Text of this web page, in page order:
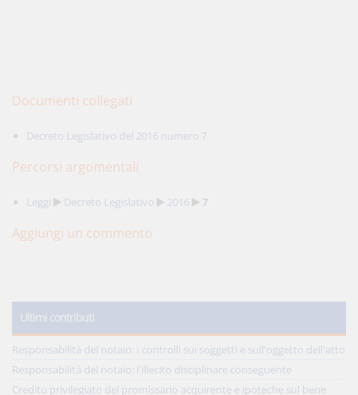
Documenti collegati
Decreto Legislativo del 2016 numero 7
Percorsi argomentali
Leggi Decreto Legislativo 2016 7
Aggiungi un commento
Ultimi contributi
Responsabilità del notaio: i controlli sui soggetti e sull'oggetto dell'atto
Responsabilità del notaio: l'illecito disciplinare conseguente
Credito privilegiato del promissario acquirente e ipoteche sul bene